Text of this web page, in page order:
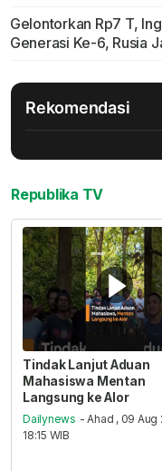
Gelontorkan Rp7 T,
Generasi Ke-6, Rusia
Rekomendasi
Republika TV
Tindak Lanjut Aduan
Mahasiswa Mentan
Langsung ke Alor
Dailynews - Ahad , 09 Aug
18:15 WIB